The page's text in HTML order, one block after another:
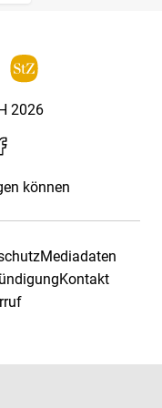
2026
können
Mediadaten
Kontakt